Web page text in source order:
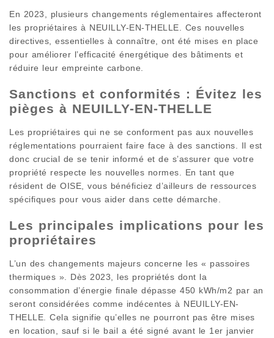
En 2023, plusieurs changements réglementaires affecteront
les propriétaires à NEUILLY-EN-THELLE. Ces nouvelles
directives, essentielles à connaître, ont été mises en place
pour améliorer l’efficacité énergétique des bâtiments et
réduire leur empreinte carbone.
Sanctions et conformités : Évitez les
pièges à NEUILLY-EN-THELLE
Les propriétaires qui ne se conforment pas aux nouvelles
réglementations pourraient faire face à des sanctions. Il est
donc crucial de se tenir informé et de s’assurer que votre
propriété respecte les nouvelles normes. En tant que
résident de OISE, vous bénéficiez d’ailleurs de ressources
spécifiques pour vous aider dans cette démarche.
Les principales implications pour les
propriétaires
L’un des changements majeurs concerne les « passoires
thermiques ». Dès 2023, les propriétés dont la
consommation d’énergie finale dépasse 450 kWh/m2 par an
seront considérées comme indécentes à NEUILLY-EN-
THELLE. Cela signifie qu’elles ne pourront pas être mises
en location, sauf si le bail a été signé avant le 1er janvier